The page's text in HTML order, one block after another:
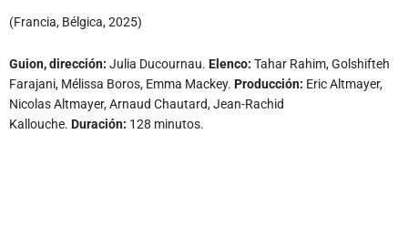
(Francia, Bélgica, 2025)
Guion, dirección: Julia Ducournau. Elenco: Tahar Rahim, Golshifteh
Farajani, Mélissa Boros, Emma Mackey. Producción: Eric Altmayer,
Nicolas Altmayer, Arnaud Chautard, Jean-Rachid
Kallouche. Duración: 128 minutos.